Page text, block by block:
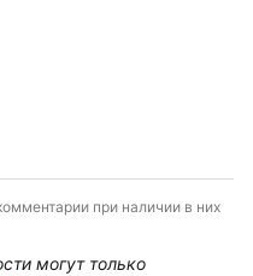
при наличии в них
могут только